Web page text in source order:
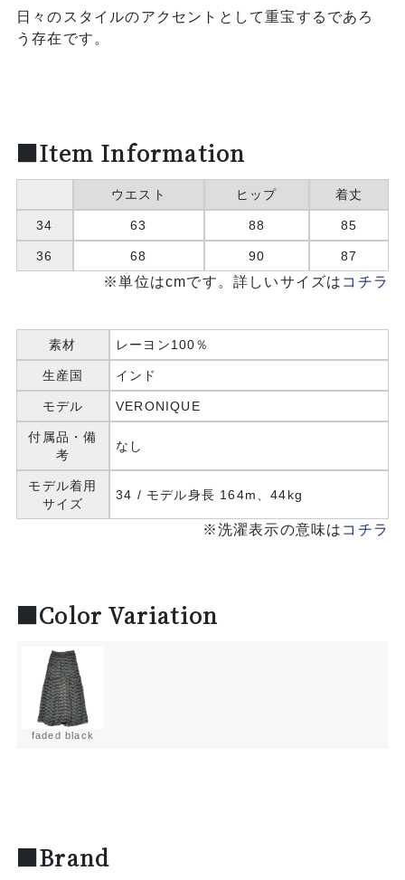
日々のスタイルのアクセントとして重宝するであろ
う存在です。
■Item Information
ウエスト ヒップ 着丈
34 63 88 85
36 68 90 87
※単位はcmです。詳しいサイズは コチラ
素材 レーヨン100％
生産国 インド
モデル VERONIQUE
付属品・備
考
なし
モデル着用
サイズ
34 / モデル身長 164m、44kg
※洗濯表示の意味は コチラ
■Color Variation
faded black
■Brand